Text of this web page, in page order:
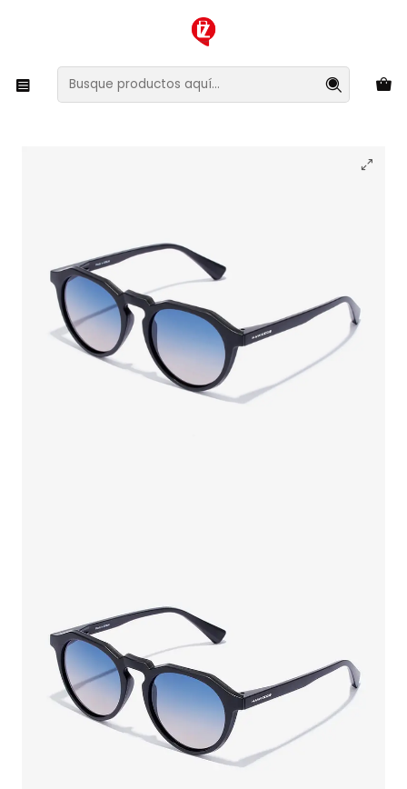
XMAS SALE ¡Compra antes de que la oferta termine!
Lentes y Accesorios Lentes de Sol
Lentes de Sol Polarizado Hawkers Warwick Raw
HWRA21BITP